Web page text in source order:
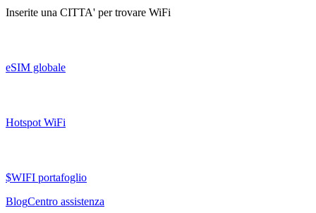
Inserite una CITTA' per trovare WiFi
eSIM globale
Hotspot WiFi
$WIFI portafoglio
BlogCentro assistenza